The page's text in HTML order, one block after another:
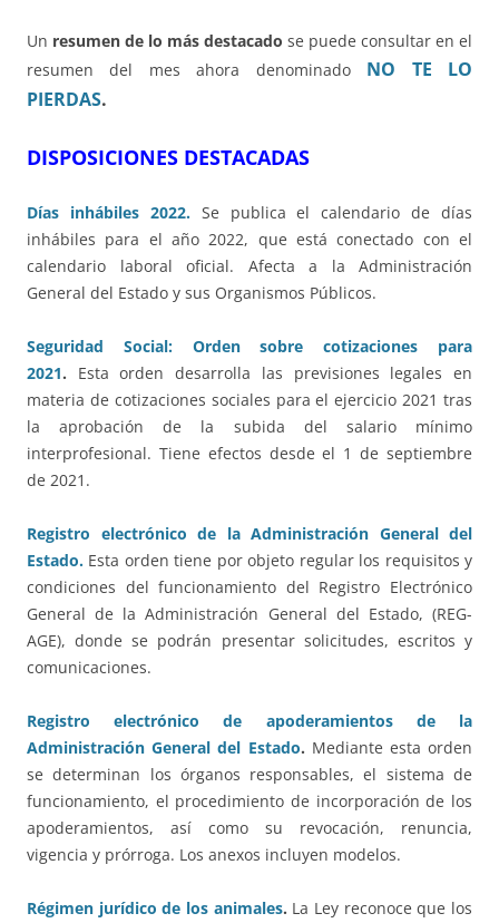
Un resumen de lo más destacado se puede consultar en el
resumen del mes ahora denominado NO TE LO
PIERDAS.
DISPOSICIONES DESTACADAS
Días inhábiles 2022.Se publica el calendario de días
inhábiles para el año 2022, que está conectado con el
calendario laboral oficial. Afecta a la Administración
General del Estado y sus Organismos Públicos.
Seguridad Social: Orden sobre cotizaciones para
2021. Esta orden desarrolla las previsiones legales en
materia de cotizaciones sociales para el ejercicio 2021 tras
la aprobación de la subida del salario mínimo
interprofesional. Tiene efectos desde el 1 de septiembre
de 2021.
Registro electrónico de la Administración General del
Estado. Esta orden tiene por objeto regular los requisitos y
condiciones del funcionamiento del Registro Electrónico
General de la Administración General del Estado, (REG-
AGE), donde se podrán presentar solicitudes, escritos y
comunicaciones.
Registro electrónico de apoderamientos de la
Administración General del Estado. Mediante esta orden
se determinan los órganos responsables, el sistema de
funcionamiento, el procedimiento de incorporación de los
apoderamientos, así como su revocación, renuncia,
vigencia y prórroga. Los anexos incluyen modelos.
Régimen jurídico de los animales. La Ley reconoce que los